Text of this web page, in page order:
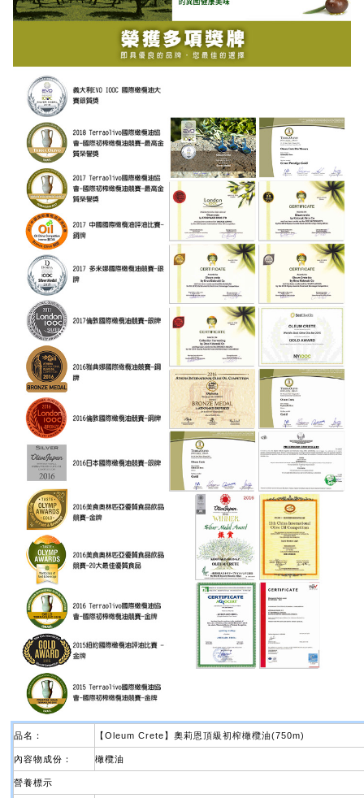
品名： 【Oleum Crete】奧莉恩頂級初榨橄欖油(750m)
內容物成份： 橄欖油
營養標示